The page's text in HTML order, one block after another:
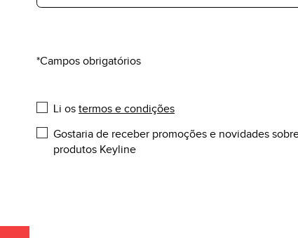
*Campos obrigatórios
Li os termos e condições
Gostaria de receber promoções e novidades
produtos Keyline